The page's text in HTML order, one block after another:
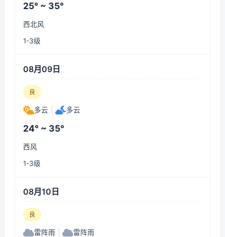
25° ~ 35°
西北风
1-3级
08月09日
良
多云 多云
24° ~ 35°
西风
1-3级
08月10日
良
雷阵雨 雷阵雨